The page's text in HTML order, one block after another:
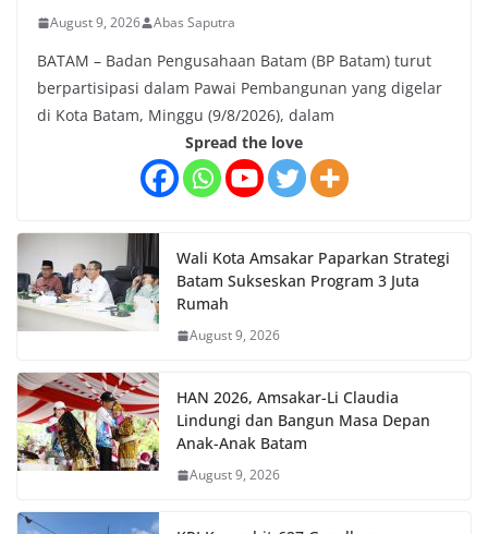
August 9, 2026 Abas Saputra
BATAM – Badan Pengusahaan Batam (BP Batam) turut
berpartisipasi dalam Pawai Pembangunan yang digelar
di Kota Batam, Minggu (9/8/2026), dalam
Spread the love
Wali Kota Amsakar Paparkan Strategi
Batam Sukseskan Program 3 Juta
Rumah
August 9, 2026
HAN 2026, Amsakar-Li Claudia
Lindungi dan Bangun Masa Depan
Anak-Anak Batam
August 9, 2026